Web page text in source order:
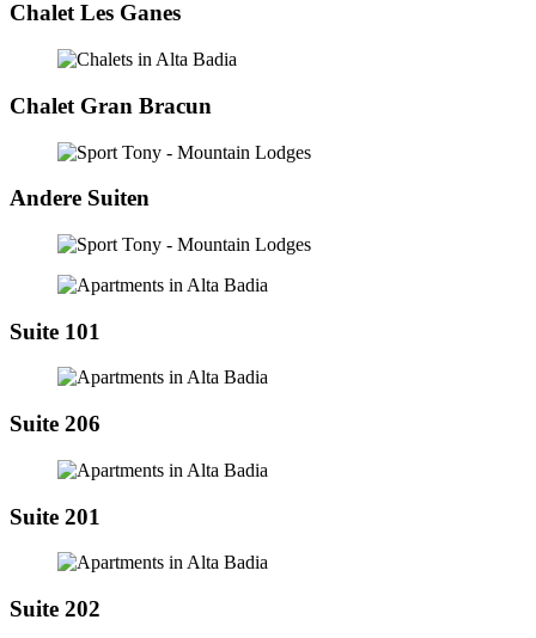
Chalet Les Ganes
Chalet Gran Bracun
Andere Suiten
Suite 101
Suite 206
Suite 201
Suite 202